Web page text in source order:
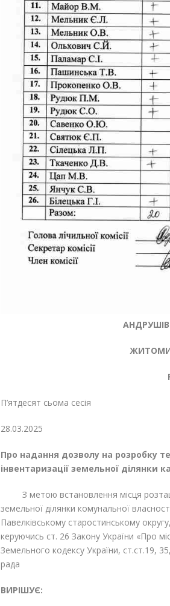
П’ятдесят сьома
Про надання дозволу на розробку
інвентаризації земельної ділянки
З метою встановлення місця
земельної ділянки комунальної
Павелківському старостинському
керуючись ст. 26 Закону України «Про
Земельного кодексу України, ст.ст.19,
рада
ВИРІШУЄ: